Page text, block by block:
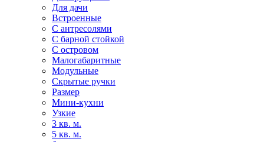
Для дачи
Встроенные
С антресолями
С барной стойкой
С островом
Малогабаритные
Модульные
Скрытые ручки
Размер
Мини-кухни
Узкие
3 кв. м.
5 кв. м.